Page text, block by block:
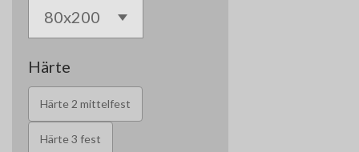
Härte
Härte 2 mittelfest
Härte 3 fest